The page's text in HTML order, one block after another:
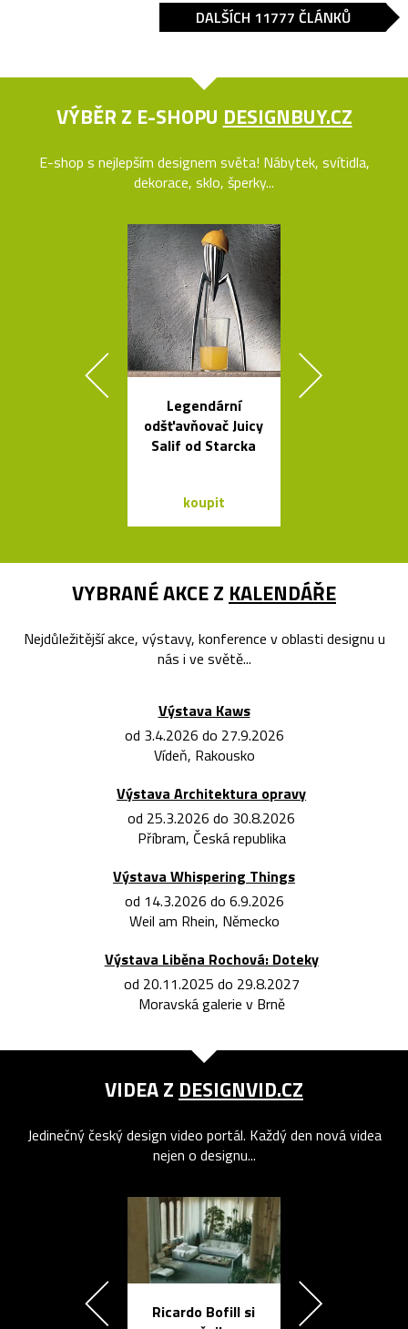
DALŠÍCH 11777 ČLÁNKŮ
VÝBĚR Z E-SHOPU DESIGNBUY.CZ
E-shop s nejlepším designem světa! Nábytek, svítidla,
dekorace, sklo, šperky...
Legendární
odšťavňovač Juicy
Salif od Starcka
koupit
VYBRANÉ AKCE Z KALENDÁŘE
Nejdůležitější akce, výstavy, konference v oblasti designu u
nás i ve světě...
Výstava Kaws
od 3.4.2026 do 27.9.2026
Vídeň, Rakousko
Výstava Architektura opravy
od 25.3.2026 do 30.8.2026
Příbram, Česká republika
Výstava Whispering Things
od 14.3.2026 do 6.9.2026
Weil am Rhein, Německo
Výstava Liběna Rochová: Doteky
od 20.11.2025 do 29.8.2027
Moravská galerie v Brně
VIDEA Z DESIGNVID.CZ
Jedinečný český design video portál. Každý den nová videa
nejen o designu...
Ricardo Bofill si